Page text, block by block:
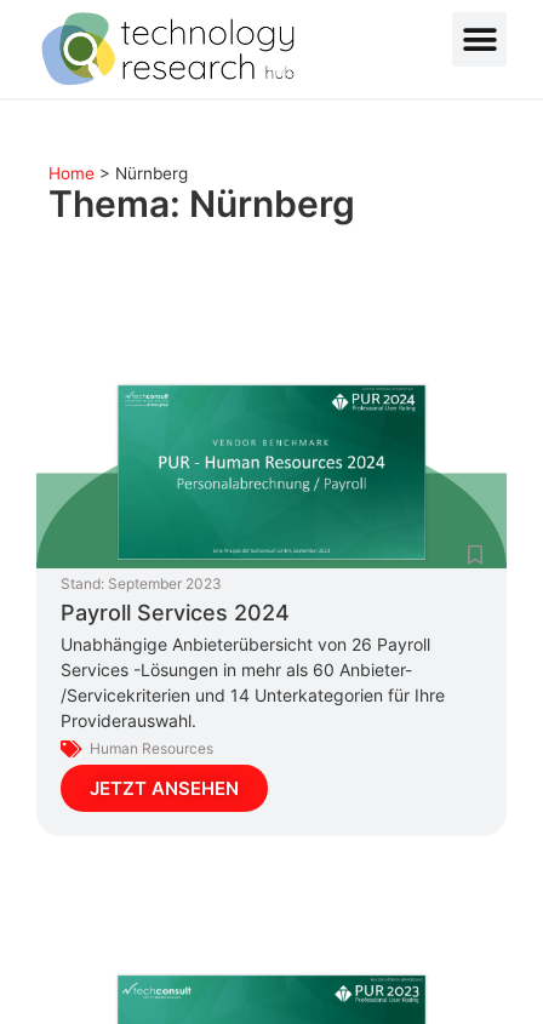
Home > Nürnberg
Thema: Nürnberg
Stand: September 2023
Payroll Services 2024
Unabhängige Anbieterübersicht von 26 Payroll
Services -Lösungen in mehr als 60 Anbieter-
/Servicekriterien und 14 Unterkategorien für Ihre
Providerauswahl.
Human Resources
JETZT ANSEHEN